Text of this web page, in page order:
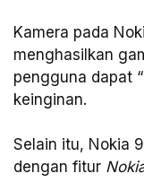
Kamera pada
menghasilkan
pengguna dapat
keinginan.
Selain itu, Nokia
dengan fitur